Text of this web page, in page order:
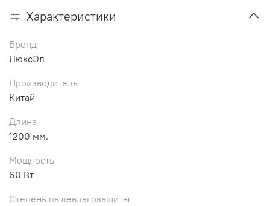
Характеристики
Бренд
ЛюксЭл
Производитель
Китай
Длина
1200 мм.
Мощность
60 Вт
Степень пылевлагозащиты